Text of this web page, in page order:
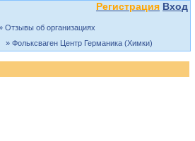
Регистрация Вход
Отзывы об организациях
» Фольксваген Центр Германика (Химки)